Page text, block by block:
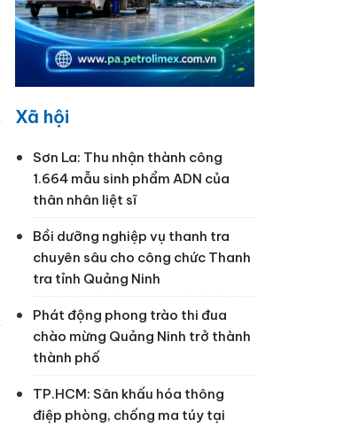
Xã hội
Sơn La: Thu nhận thành công
1.664 mẫu sinh phẩm ADN của
thân nhân liệt sĩ
Bồi dưỡng nghiệp vụ thanh tra
chuyên sâu cho công chức Thanh
tra tỉnh Quảng Ninh
Phát động phong trào thi đua
chào mừng Quảng Ninh trở thành
thành phố
TP.HCM: Sân khấu hóa thông
điệp phòng, chống ma túy tại